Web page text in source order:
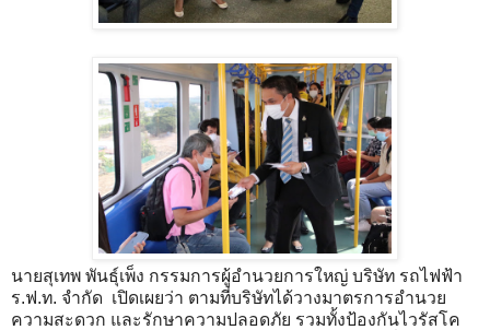
นายสุเทพ พันธุ์เพ็ง กรรมการผู้อำนวยการใหญ่ บริษัท รถไฟฟ้า
ร.ฟ.ท. จำกัด เปิดเผยว่า ตามที่บริษัทได้วางมาตรการอำนวย
ความสะดวก และรักษาความปลอดภัย รวมทั้งป้องกันไวรัสโค